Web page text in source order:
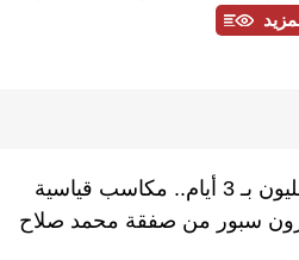
12 مليون بـ 3 أيام.. مكاسب قياسية
سبور من صفقة محمد صلاح